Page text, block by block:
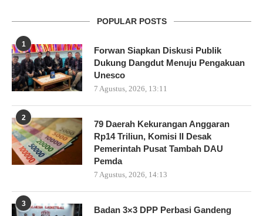
POPULAR POSTS
1
Forwan Siapkan Diskusi Publik
Dukung Dangdut Menuju Pengakuan
Unesco
7 Agustus, 2026, 13:11
2
79 Daerah Kekurangan Anggaran
Rp14 Triliun, Komisi II Desak
Pemerintah Pusat Tambah DAU
Pemda
7 Agustus, 2026, 14:13
3
Badan 3×3 DPP Perbasi Gandeng